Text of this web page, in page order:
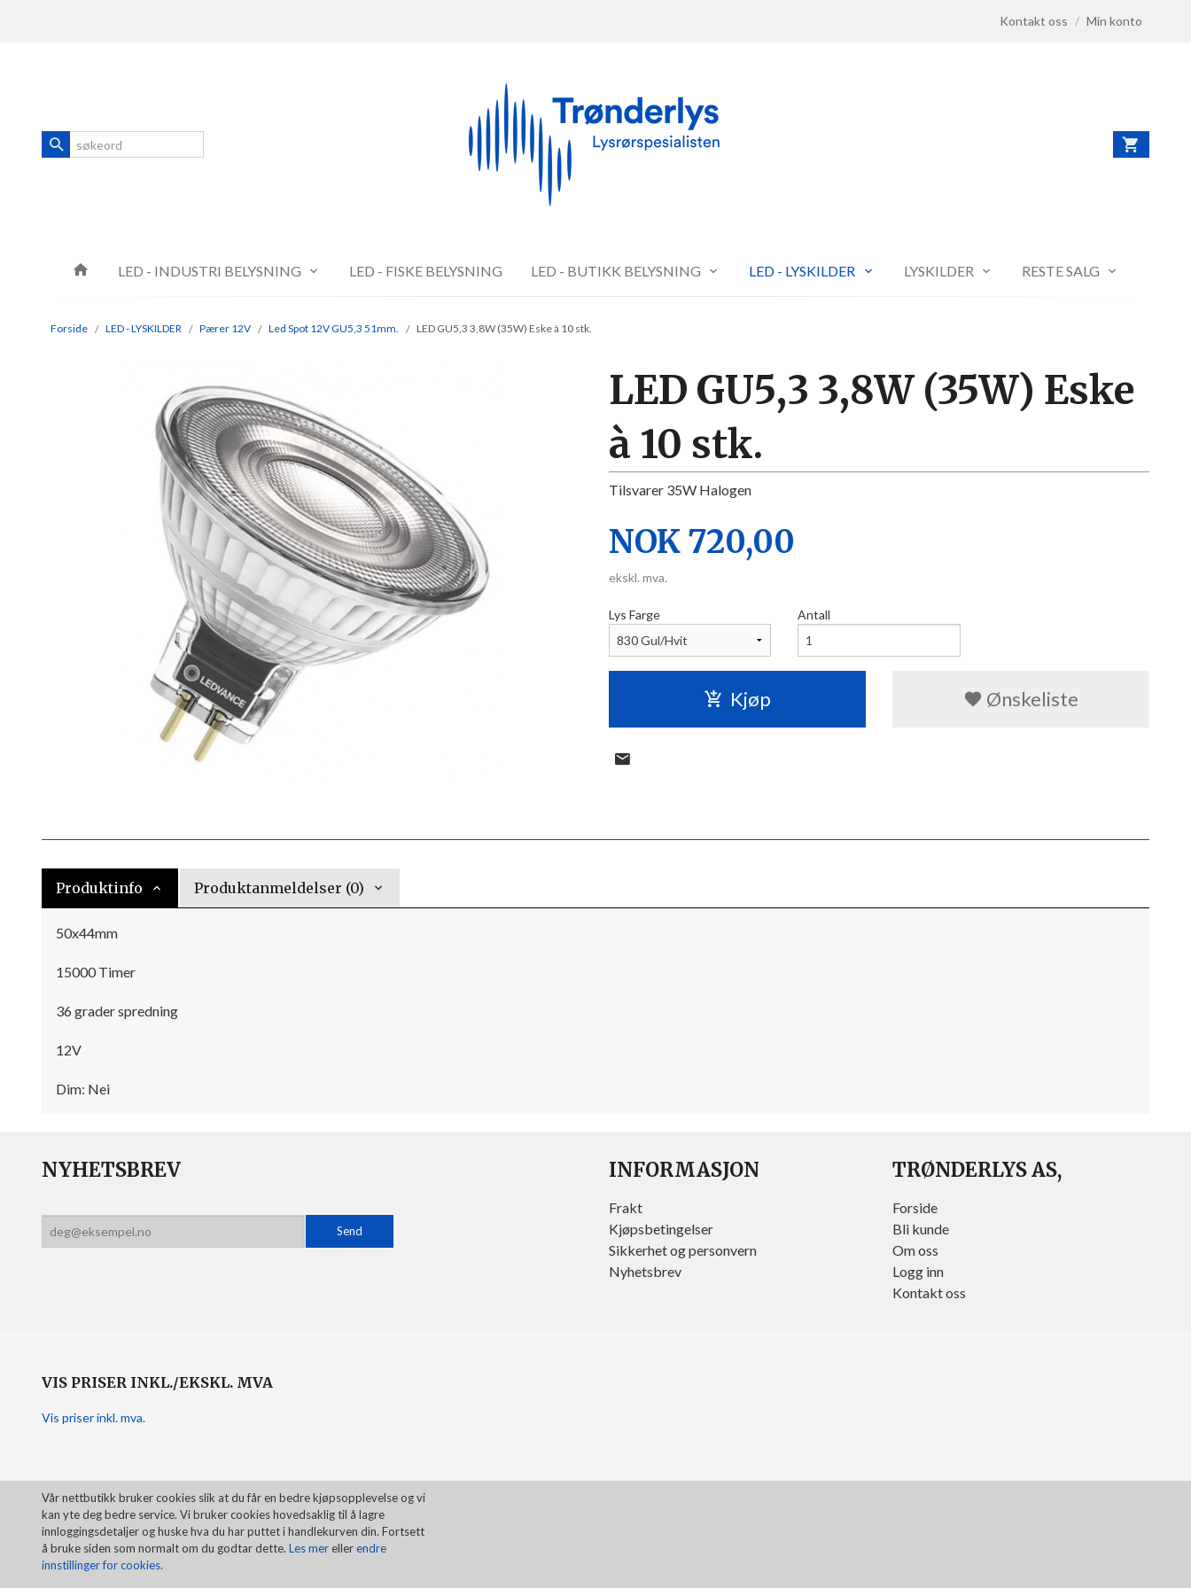
Kontakt oss / Min konto
ProdukterLED - INDUSTRI BELYSNING LED - FISKE BELYSNING LED - BUTIKK BELYSNING LED - LYSKILDER LYSKILDER RESTE SALG
Forside LED - LYSKILDER Pærer 12V Led Spot 12V GU5,3 51mm. LED GU5,3 3,8W (35W) Eske à 10 stk.
LED GU5,3 3,8W (35W) Eske
à 10 stk.
Tilsvarer 35W Halogen
Pris
NOK 720,00
ekskl. mva.
Lys Farge Antall
Kjøp Ønskeliste
Produktinfo Produktanmeldelser (0)
50x44mm
15000 Timer
36 grader spredning
12V
Dim: Nei
NYHETSBREV INFORMASJON
Frakt
Kjøpsbetingelser
Sikkerhet og personvern
Nyhetsbrev
TRØNDERLYS AS,
Forside
Bli kunde
Om oss
Logg inn
Kontakt oss
VIS PRISER INKL./EKSKL. MVA
Vis priser inkl. mva.
Vår nettbutikk bruker cookies slik at du får en bedre kjøpsopplevelse og vi
kan yte deg bedre service. Vi bruker cookies hovedsaklig til å lagre
innloggingsdetaljer og huske hva du har puttet i handlekurven din. Fortsett
å bruke siden som normalt om du godtar dette. Les merellerendre
innstillinger for cookies.